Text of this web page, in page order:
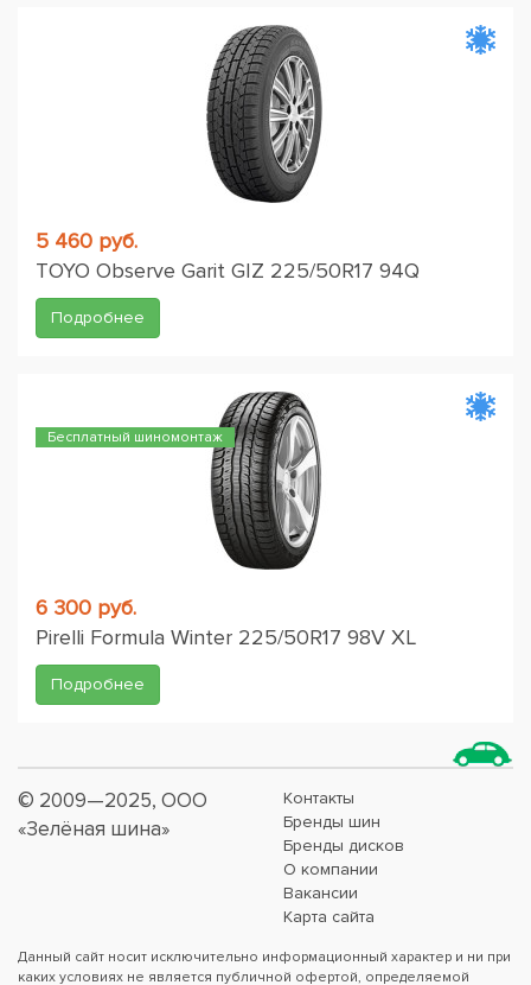
5 460 руб.
TOYO Observe Garit GIZ 225/50R17 94Q
Подробнее
Бесплатный шиномонтаж
6 300 руб.
Pirelli Formula Winter 225/50R17 98V XL
Подробнее
© 2009—2025, ООО
«Зелёная шина»
Контакты
Бренды шин
Бренды дисков
О компании
Вакансии
Карта сайта
Данный сайт носит исключительно информационный характер и ни при
каких условиях не является публичной офертой, определяемой